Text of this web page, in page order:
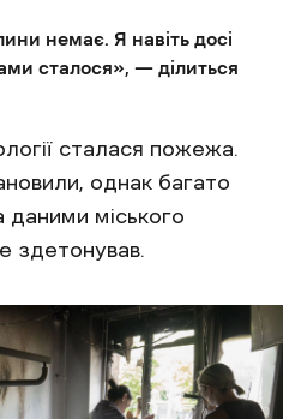
немає. Я навіть досі
сталося», — ділиться
сталася пожежа.
однак багато
міського
здетонував.